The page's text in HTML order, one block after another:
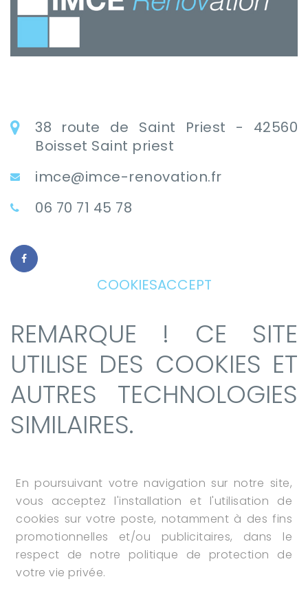
38 route de Saint Priest - 42560
Boisset Saint priest
imce@imce-renovation.fr
06 70 71 45 78
COOKIESACCEPT
REMARQUE ! CE SITE
UTILISE DES COOKIES ET
AUTRES TECHNOLOGIES
SIMILAIRES.
En poursuivant votre navigation sur notre site,
vous acceptez l'installation et l'utilisation de
cookies sur votre poste, notamment à des fins
promotionnelles et/ou publicitaires, dans le
respect de notre politique de protection de
votre vie privée.